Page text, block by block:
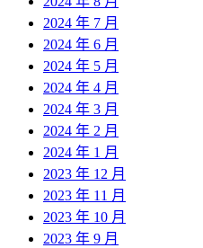
2024 年 7 月
2024 年 6 月
2024 年 5 月
2024 年 4 月
2024 年 3 月
2024 年 2 月
2024 年 1 月
2023 年 12 月
2023 年 11 月
2023 年 10 月
2023 年 9 月